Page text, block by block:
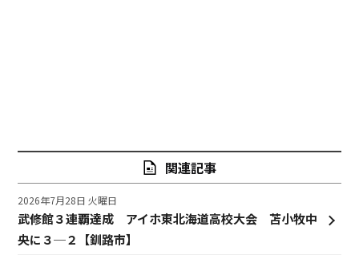
関連記事
武修館３連覇達成 アイホ東北海道高校大会 苫小牧中
央に３─２【釧路市】
2026年7月28日 火曜日